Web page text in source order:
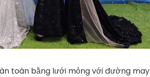
toàn bằng lưới mỏng với đường may